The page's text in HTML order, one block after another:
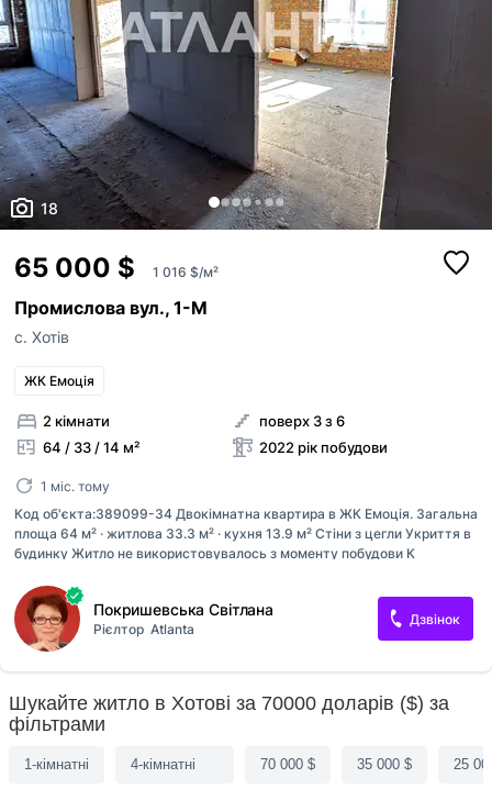
18
65 000 $ 1 016 $/м²
Промислова вул., 1-М
с. Хотів
ЖК Емоція
2 кімнати
64 / 33 / 14 м²
поверх 3 з 6
2022 рік побудови
1 міс. тому
Код об'єкта:389099-34 Двокімнатна квартира в ЖК Емоція. Загальна
площа 64 м² · житлова 33.3 м² · кухня 13.9 м² Стіни з цегли Укриття в
будинку Житло не використовувалось з моменту побудови К
площадью 7м2. Вхід в будинок: Пандус • Вхід без порогів • Вхід
шириною понад 90 см Характеристика будівлі: тип будинку (серія):
індивідуальний проект Характеристика приміщення: стан квартири:
потребує ремонту/ без ремонту / ремонт не завершений • утеплення:
зовнішнє Оздоблення стелі: без обробки Підлога (покриття): без
обробки Опалення: індивідуальне газове Приміщення: роздільний
санвузол Обладнання • зручності: лічильник на електри...
Покришевська Світлана
Рієлтор Atlanta
Дзвінок
Шукайте житло в Хотові за 70000 доларів ($) за
фільтрами
1-кімнатні 4-кімнатні 70 000 $ 35 000 $ 25